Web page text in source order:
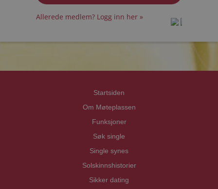
Allerede medlem? Logg inn her »
Startsiden
Om Møteplassen
Funksjoner
Søk single
Single synes
Solskinnshistorier
Sikker dating